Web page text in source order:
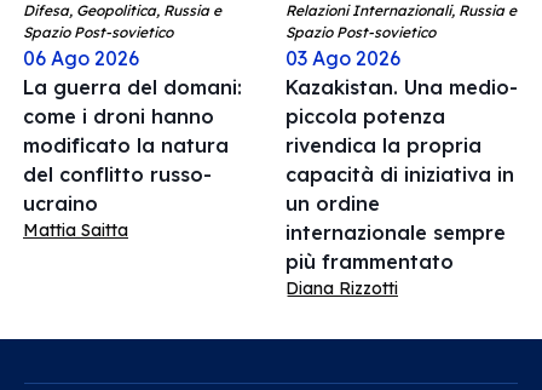
Difesa, Geopolitica, Russia e
Spazio Post-sovietico
06 Ago 2026
La guerra del domani:
come i droni hanno
modificato la natura
del conflitto russo-
ucraino
Mattia Saitta
Relazioni Internazionali, Russia e
Spazio Post-sovietico
03 Ago 2026
Kazakistan. Una medio-
piccola potenza
rivendica la propria
capacità di iniziativa in
un ordine
internazionale sempre
più frammentato
Diana Rizzotti